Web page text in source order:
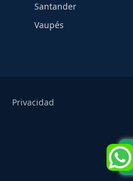
Santander
Vaupés
Privacidad